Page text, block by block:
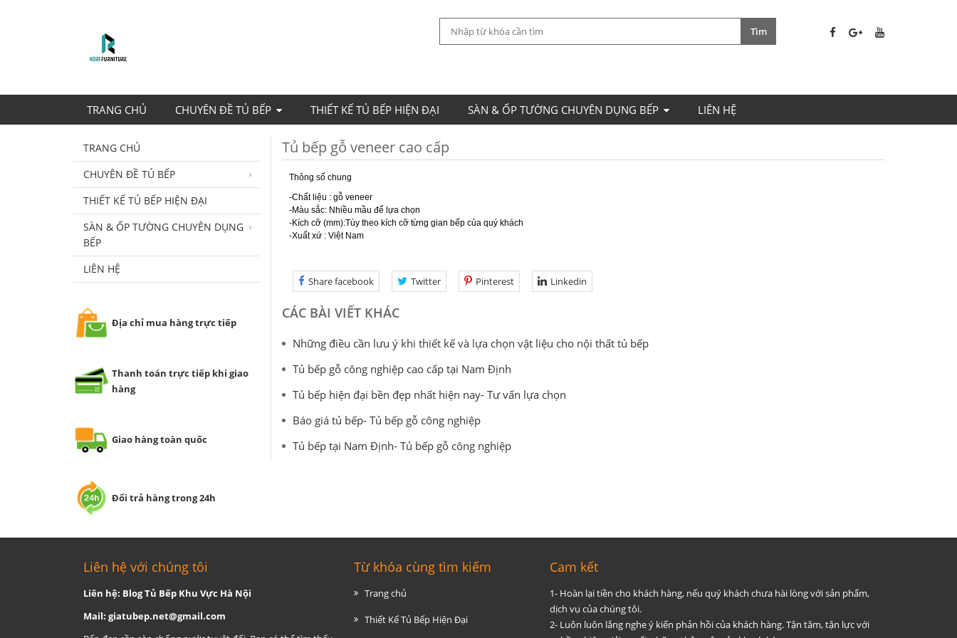
TRANG CHỦ CHUYÊN ĐỀ TỦ BẾP THIẾT KẾ TỦ BẾP HIỆN ĐẠI SÀN & ỐP TƯỜNG CHUYÊN DỤNG BẾP LIÊN HỆ
Tủ bếp gỗ veneer cao cấp
Thông số chung
-Chất liệu : gỗ veneer
-Màu sắc: Nhiều mầu để lựa chọn
-Kích cỡ (mm):Tùy theo kích cỡ từng gian bếp của quý khách
-Xuất xứ : Việt Nam
Share facebook Twitter Pinterest Linkedin
CÁC BÀI VIẾT KHÁC
Những điều cần lưu ý khi thiết kế và lựa chọn vật liệu cho nội thất tủ bếp
Tủ bếp gỗ công nghiệp cao cấp tại Nam Định
Tủ bếp hiện đại bền đẹp nhất hiện nay- Tư vấn lựa chọn
Báo giá tủ bếp- Tủ bếp gỗ công nghiệp
Tủ bếp tại Nam Định- Tủ bếp gỗ công nghiệp
TRANG CHỦ
CHUYÊN ĐỀ TỦ BẾP
THIẾT KẾ TỦ BẾP HIỆN ĐẠI
SÀN & ỐP TƯỜNG CHUYÊN DỤNG
BẾP
LIÊN HỆ
Địa chỉ mua hàng trực tiếp
Thanh toán trực tiếp khi giao
hàng
Giao hàng toàn quốc
Đổi trả hàng trong 24h
Liên hệ với chúng tôi
Liên hệ: Blog Tủ Bếp Khu Vực Hà Nội
Mail: giatubep.net@gmail.com
Từ khóa cùng tìm kiếm
Trang chủ
Thiết Kế Tủ Bếp Hiện Đại
Cam kết
1- Hoàn lại tiền cho khách hàng, nếu quý khách chưa hài lòng với sản phẩm,
dịch vụ của chúng tôi.
2- Luôn luôn lắng nghe ý kiến phản hồi của khách hàng. Tận tâm, tận lực với